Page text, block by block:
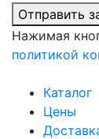
Отправить
Нажимая
политикой
Каталог
Цены